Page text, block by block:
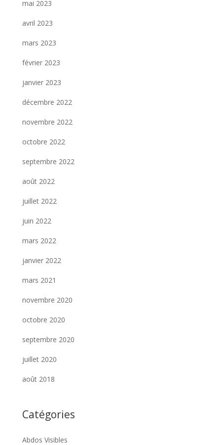
mai 2023
avril 2023
mars 2023
février 2023
janvier 2023
décembre 2022
novembre 2022
octobre 2022
septembre 2022
août 2022
juillet 2022
juin 2022
mars 2022
janvier 2022
mars 2021
novembre 2020
octobre 2020
septembre 2020
juillet 2020
août 2018
Catégories
Abdos Visibles